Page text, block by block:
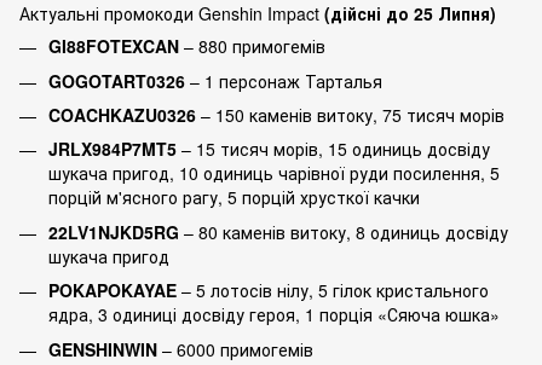
Актуальні промокоди Genshin Impact (дійсні до 25 Липня)
GI88FOTEXCAN – 880 примогемів
GOGOTART0326 – 1 персонаж Тарталья
COACHKAZU0326 – 150 каменів витоку, 75 тисяч морів
JRLX984P7MT5 – 15 тисяч морів, 15 одиниць досвіду
шукача пригод, 10 одиниць чарівної руди посилення, 5
порцій м'ясного рагу, 5 порцій хрусткої качки
22LV1NJKD5RG – 80 каменів витоку, 8 одиниць досвіду
шукача пригод
POKAPOKAYAE – 5 лотосів нілу, 5 гілок кристального
ядра, 3 одиниці досвіду героя, 1 порція «Сяюча юшка»
GENSHINWIN – 6000 примогемів